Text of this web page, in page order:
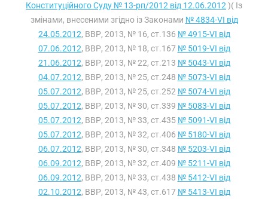
Конституційного Суду № 13-рп/2012 від 12.06.2012 )( Із
змінами, внесеними згідно із Законами № 4834-VI від
24.05.2012, ВВР, 2013, № 16, ст.136 № 4915-VI від
07.06.2012, ВВР, 2013, № 18, ст.167 № 5019-VI від
21.06.2012, ВВР, 2013, № 22, ст.213 № 5043-VI від
04.07.2012, ВВР, 2013, № 25, ст.248 № 5073-VI від
05.07.2012, ВВР, 2013, № 25, ст.252 № 5074-VI від
05.07.2012, ВВР, 2013, № 30, ст.339 № 5083-VI від
05.07.2012, ВВР, 2013, № 33, ст.435 № 5091-VI від
05.07.2012, ВВР, 2013, № 32, ст.406 № 5180-VI від
06.07.2012, ВВР, 2013, № 30, ст.348 № 5203-VI від
06.09.2012, ВВР, 2013, № 32, ст.409 № 5211-VI від
06.09.2012, ВВР, 2013, № 33, ст.438 № 5412-VI від
02.10.2012, ВВР, 2013, № 43, ст.617 № 5413-VI від